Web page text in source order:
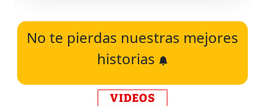
No te pierdas nuestras mejores
historias
VIDEOS